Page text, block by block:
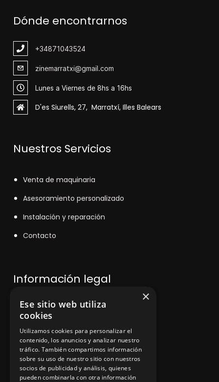
Dónde encontrarnos
+34871043524
zinemarratxi@gmail.com
Lunes a Viernes de 8hs a 16hs
D'es Siurells, 27, Marratxí, Illes Balears
Nuestros Servicios
Venta de maquinaria
Asesoramiento personalizado
Instalación y reparación
Contacto
Información legal
Política de privacidad
Aviso legal
App Zine Hostelería
×
Ese sitio web utiliza
cookies
Utilizamos cookies para personalizar el
contenido, los anuncios y analizar nuestro
tráfico. También compartimos información
sobre su uso de nuestro sitio con nuestros
socios de publicidad y análisis, quienes
pueden combinarla con otra información